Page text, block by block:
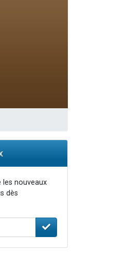
les nouveaux
dès